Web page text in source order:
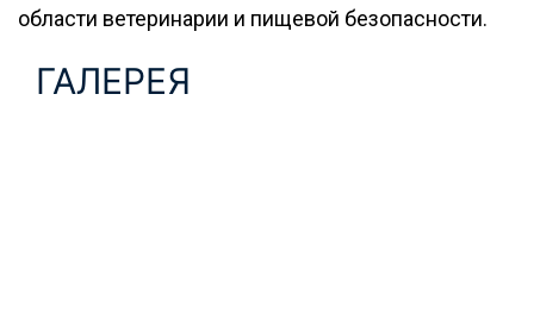
области ветеринарии и пищевой безопасности.
ГАЛЕРЕЯ